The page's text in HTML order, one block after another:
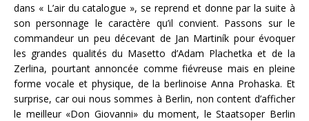
dans « L’air du catalogue », se reprend et donne par la suite à
son personnage le caractère qu’il convient. Passons sur le
commandeur un peu décevant de Jan Martiník pour évoquer
les grandes qualités du Masetto d’Adam Plachetka et de la
Zerlina, pourtant annoncée comme fiévreuse mais en pleine
forme vocale et physique, de la berlinoise Anna Prohaska. Et
surprise, car oui nous sommes à Berlin, non content d’afficher
le meilleur «Don Giovanni» du moment, le Staatsoper Berlin